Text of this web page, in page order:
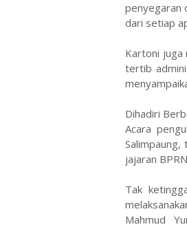
penyegaran
dari setiap
​Kartoni juga
tertib
​Dihadiri
​Acara
jajaran
​Tak
Mahmud